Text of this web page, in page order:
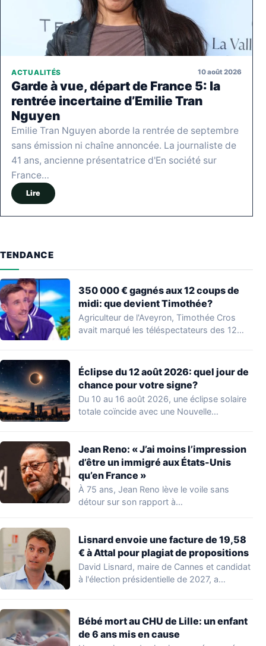
ACTUALITÉS 10 août 2026
Garde à vue, départ de France 5: la
rentrée incertaine d’Emilie Tran
Nguyen
Emilie Tran Nguyen aborde la rentrée de septembre
sans émission ni chaîne annoncée. La journaliste de
41 ans, ancienne présentatrice d'En société sur
France…
Lire
TENDANCE
350 000 € gagnés aux 12 coups de
midi: que devient Timothée?
Agriculteur de l'Aveyron, Timothée Cros
avait marqué les téléspectateurs des 12
Éclipse du 12 août 2026: quel jour de
chance pour votre signe?
Du 10 au 16 août 2026, une éclipse solaire
totale coïncide avec une Nouvelle…
Jean Reno: « J’ai moins l’impression
d’être un immigré aux États-Unis
qu’en France »
À 75 ans, Jean Reno lève le voile sans
détour sur son rapport à…
Lisnard envoie une facture de 19,58
€ à Attal pour plagiat de propositions
David Lisnard, maire de Cannes et candidat
à l'élection présidentielle de 2027, a
Bébé mort au CHU de Lille: un enfant
de 6 ans mis en cause